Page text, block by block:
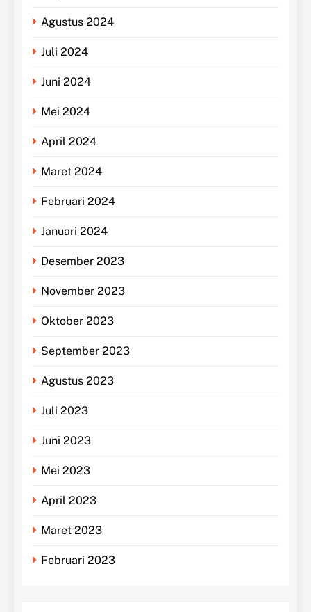
Agustus 2024
Juli 2024
Juni 2024
Mei 2024
April 2024
Maret 2024
Februari 2024
Januari 2024
Desember 2023
November 2023
Oktober 2023
September 2023
Agustus 2023
Juli 2023
Juni 2023
Mei 2023
April 2023
Maret 2023
Februari 2023